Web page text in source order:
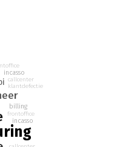
het vermijden van fouten
de eindklant is het aantal
potentiële besparingen. Het is
de beperkte literatuur die
Naast hun intrigerende
beschrijven de
billing
frontoffice
incasso
incasso
callcenter
klantdefectie